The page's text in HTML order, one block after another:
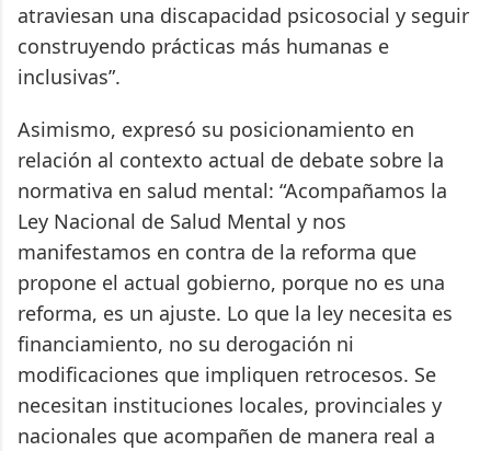
atraviesan una discapacidad psicosocial y seguir
construyendo prácticas más humanas e
inclusivas”.
Asimismo, expresó su posicionamiento en
relación al contexto actual de debate sobre la
normativa en salud mental: “Acompañamos la
Ley Nacional de Salud Mental y nos
manifestamos en contra de la reforma que
propone el actual gobierno, porque no es una
reforma, es un ajuste. Lo que la ley necesita es
financiamiento, no su derogación ni
modificaciones que impliquen retrocesos. Se
necesitan instituciones locales, provinciales y
nacionales que acompañen de manera real a